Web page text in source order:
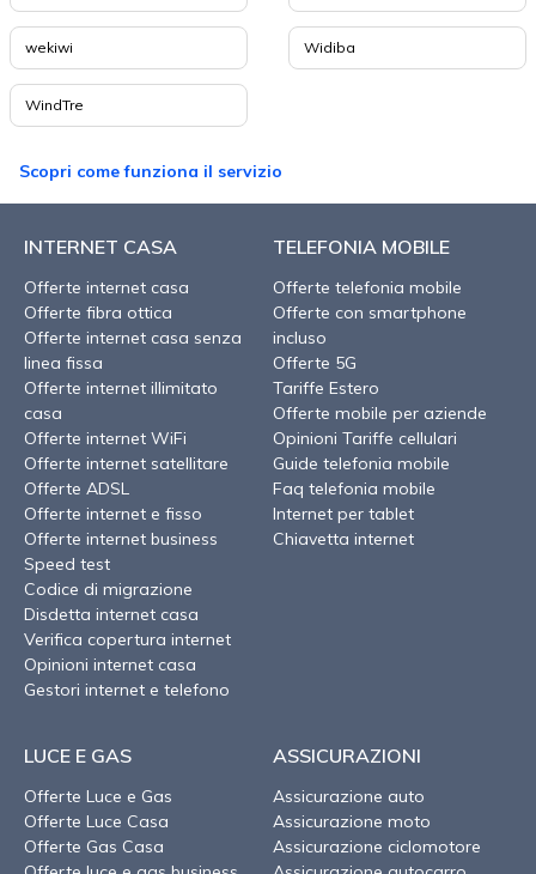
wekiwi Widiba
WindTre
Scopri come funziona il servizio
INTERNET CASA
Offerte internet casa
Offerte fibra ottica
Offerte internet casa senza
linea fissa
Offerte internet illimitato
casa
Offerte internet WiFi
Offerte internet satellitare
Offerte ADSL
Offerte internet e fisso
Offerte internet business
Speed test
Codice di migrazione
Disdetta internet casa
Verifica copertura internet
Opinioni internet casa
Gestori internet e telefono
TELEFONIA MOBILE
Offerte telefonia mobile
Offerte con smartphone
incluso
Offerte 5G
Tariffe Estero
Offerte mobile per aziende
Opinioni Tariffe cellulari
Guide telefonia mobile
Faq telefonia mobile
Internet per tablet
Chiavetta internet
LUCE E GAS
Offerte Luce e Gas
Offerte Luce Casa
Offerte Gas Casa
ASSICURAZIONI
Assicurazione auto
Assicurazione moto
Assicurazione ciclomotore